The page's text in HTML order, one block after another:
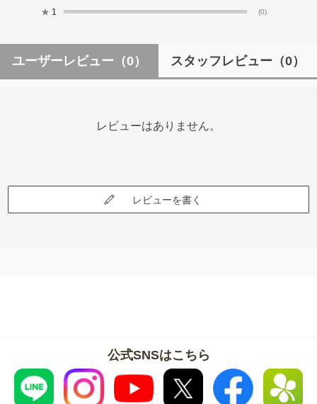
★ 1 (0)
ユーザーレビュー （0） スタッフレビュー （0）
レビューはありません。
レビューを書く
公式SNSはこちら